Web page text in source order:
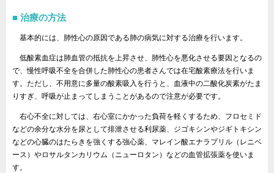
治療の方法
基本的には、肺性心の原因である肺の病気に対する治療を行います。
低酸素血症は肺血管の抵抗を上昇させ、肺性心を悪化させる要因となるの
で、慢性呼吸不全を合併した肺性心の患者さんでは在宅酸素療法を行いま
す。ただし、不用意に多量の酸素吸入を行うと、血液中の二酸化炭素がたま
りすぎ、呼吸が止まってしまうことがあるので注意が必要です。
右心不全に対しては、右心室にかかった負荷を軽くするため、フロセミド
などの余分な水分を尿として排泄させる利尿薬、ジゴキシンやジギトキシン
などの心臓のはたらきを強くする強心薬、マレイン酸エナラプリル（レニベ
ース）やロサルタンカリウム（ニューロタン）などの血管拡張薬を使いま
す。